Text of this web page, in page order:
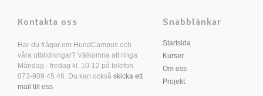
Kontakta oss
Har du frågor om HundCampus och
våra utbildningar? Välkomna att ringa:
Måndag - fredag kl. 10-12 på telefon
073-909 45 46. Du kan också skicka ett
mail till oss
Snabblänkar
Startsida
Kurser
Om oss
Projekt